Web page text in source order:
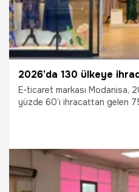
2026’da 130 ülkeye
E-ticaret markası Modanisa,
yüzde 60’ı ihracattan gelen